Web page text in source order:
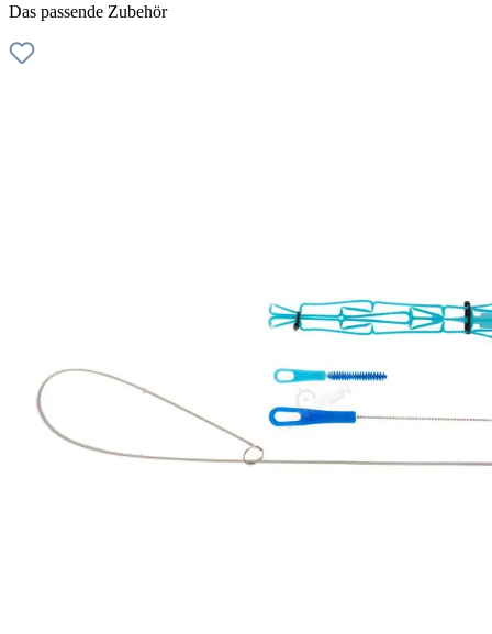
Das passende Zubehör